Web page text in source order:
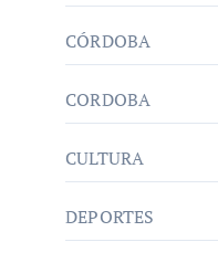
CÓRDOBA
CORDOBA
CULTURA
DEPORTES